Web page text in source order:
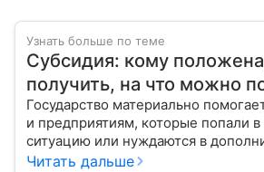
Узнать больше по теме
Субсидия: кому
получить, на что можно
Государство материально
и предприятиям, которые попали
ситуацию или нуждаются в
стимулировании. С помощью
Читать дальше